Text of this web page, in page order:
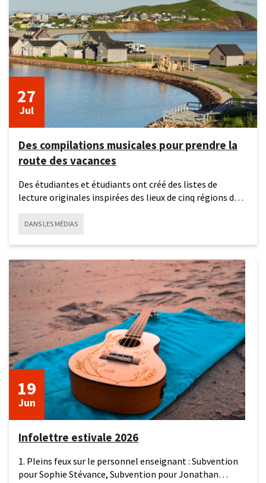
Des compilations musicales pour prendre la
route des vacances
Des étudiantes et étudiants ont créé des listes de
lecture originales inspirées des lieux de cinq régions du
27
Jul
DANS LES MÉDIAS
Infolettre estivale 2026
19
juin
2026
1. Pleins feux sur le personnel enseignant : Subvention
pour Sophie Stévance, Subvention pour Jonathan
19
Jun